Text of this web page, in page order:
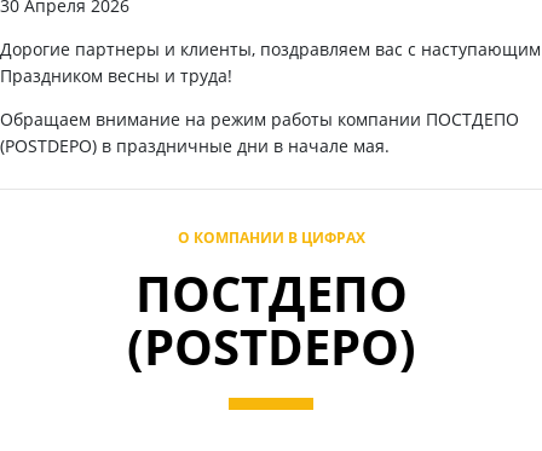
30 Апреля 2026
Дорогие партнеры и клиенты, поздравляем вас с наступающим
Праздником весны и труда!
Обращаем внимание на режим работы компании ПОСТДЕПО
(POSTDEPO) в праздничные дни в начале мая.
О КОМПАНИИ В ЦИФРАХ
ПОСТДЕПО
(POSTDEPO)